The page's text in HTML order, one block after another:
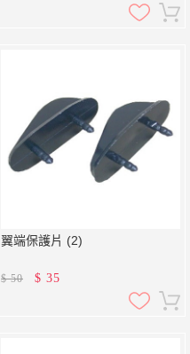
翼端保護片 (2)
$50 $ 35